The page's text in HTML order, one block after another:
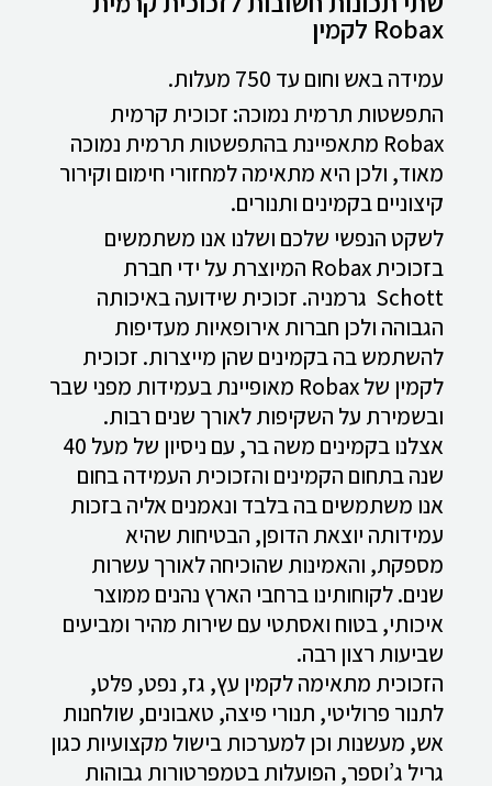
Robax לקמין
עמידה באש וחום עד 750 מעלות.
התפשטות תרמית נמוכה: זכוכית קרמית
Robax מתאפיינת בהתפשטות תרמית נמוכה
מאוד, ולכן היא מתאימה למחזורי חימום וקירור
קיצוניים בקמינים ותנורים.
לשקט הנפשי שלכם ושלנו אנו משתמשים
בזכוכית Robax המיוצרת על ידי חברת
Schott גרמניה. זכוכית שידועה באיכותה
הגבוהה ולכן חברות אירופאיות מעדיפות
להשתמש בה בקמינים שהן מייצרות. זכוכית
לקמין של Robax מאופיינת בעמידות מפני שבר
ובשמירת על השקיפות לאורך שנים רבות.
אצלנו בקמינים משה בר, עם ניסיון של מעל 40
שנה בתחום הקמינים והזכוכית העמידה בחום
אנו משתמשים בה בלבד ונאמנים אליה בזכות
עמידותה יוצאת הדופן, הבטיחות שהיא
מספקת, והאמינות שהוכיחה לאורך עשרות
שנים. לקוחותינו ברחבי הארץ נהנים ממוצר
איכותי, בטוח ואסתטי עם שירות מהיר ומביעים
שביעות רצון רבה.
הזכוכית מתאימה לקמין עץ, גז, נפט, פלט,
לתנור פרוליטי, תנורי פיצה, טאבונים, שולחנות
אש, מעשנות וכן למערכות בישול מקצועיות כגון
גריל ג’וספר, הפועלות בטמפרטורות גבוהות